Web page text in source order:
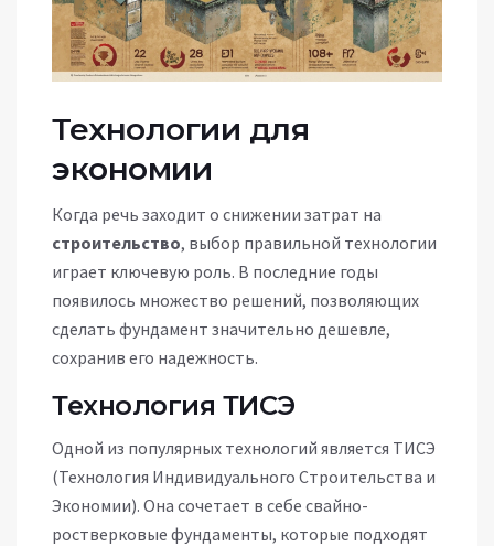
Технологии для
экономии
Когда речь заходит о снижении затрат на
строительство, выбор правильной технологии
играет ключевую роль. В последние годы
появилось множество решений, позволяющих
сделать фундамент значительно дешевле,
сохранив его надежность.
Технология ТИСЭ
Одной из популярных технологий является ТИСЭ
(Технология Индивидуального Строительства и
Экономии). Она сочетает в себе свайно-
ростверковые фундаменты, которые подходят